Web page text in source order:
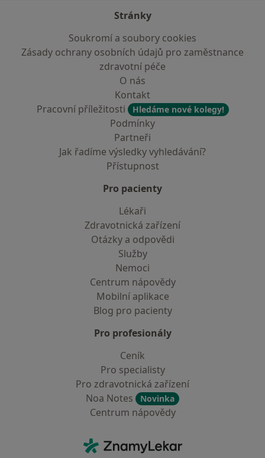
Stránky
Soukromí a soubory cookies
Zásady ochrany osobních údajů pro zaměstnance
zdravotní péče
O nás
Kontakt
Pracovní příležitosti
Hledáme nové kolegy!
Podmínky
Partneři
Jak řadíme výsledky vyhledávání?
Přístupnost
Pro pacienty
Lékaři
Zdravotnická zařízení
Otázky a odpovědi
Služby
Nemoci
Centrum nápovědy
Mobilní aplikace
Blog pro pacienty
Pro profesionály
Ceník
Pro specialisty
Pro zdravotnická zařízení
Noa Notes
Novinka
Centrum nápovědy
ZnamyLekar - Hlavní stránka